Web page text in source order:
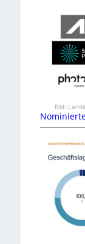
Bild: